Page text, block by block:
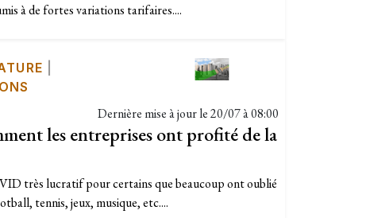
à de fortes variations tarifaires....
Dernière mise à jour le20/07 à 08:00
les entreprises ont profité de la
très lucratif pour certains que beaucoup ont oublié
tennis, jeux, musique, etc....